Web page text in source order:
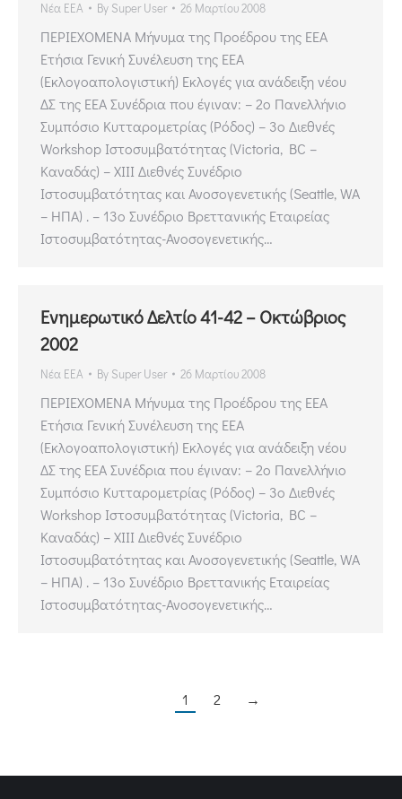
Νέα ΕΕΑ By Super User 26 Μαρτίου 2008
ΠΕΡΙΕΧΟΜΕΝΑ Μήνυμα της Προέδρου της ΕΕΑ
Ετήσια Γενική Συνέλευση της ΕΕΑ
(Εκλογοαπολογιστική) Εκλογές για ανάδειξη νέου
ΔΣ της ΕΕΑ Συνέδρια που έγιναν: – 2ο Πανελλήνιο
Συμπόσιο Κυτταρομετρίας (Ρόδος) – 3ο Διεθνές
Workshop Ιστοσυμβατότητας (Victoria, BC –
Kαναδάς) – ΧΙΙΙ Διεθνές Συνέδριο
Ιστοσυμβατότητας και Ανοσογενετικής (Seattle, WA
– ΗΠΑ) . – 13ο Συνέδριο Βρεττανικής Εταιρείας
Ιστοσυμβατότητας-Ανοσογενετικής…
Ενημερωτικό Δελτίο 41-42 – Οκτώβριος
2002
Νέα ΕΕΑ By Super User 26 Μαρτίου 2008
ΠΕΡΙΕΧΟΜΕΝΑ Μήνυμα της Προέδρου της ΕΕΑ
Ετήσια Γενική Συνέλευση της ΕΕΑ
(Εκλογοαπολογιστική) Εκλογές για ανάδειξη νέου
ΔΣ της ΕΕΑ Συνέδρια που έγιναν: – 2ο Πανελλήνιο
Συμπόσιο Κυτταρομετρίας (Ρόδος) – 3ο Διεθνές
Workshop Ιστοσυμβατότητας (Victoria, BC –
Kαναδάς) – ΧΙΙΙ Διεθνές Συνέδριο
Ιστοσυμβατότητας και Ανοσογενετικής (Seattle, WA
– ΗΠΑ) . – 13ο Συνέδριο Βρεττανικής Εταιρείας
Ιστοσυμβατότητας-Ανοσογενετικής…
1 2 →